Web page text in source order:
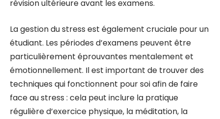
révision ultérieure avant les examens.
La gestion du stress est également cruciale pour un
étudiant. Les périodes d’examens peuvent être
particulièrement éprouvantes mentalement et
émotionnellement. Il est important de trouver des
techniques qui fonctionnent pour soi afin de faire
face au stress : cela peut inclure la pratique
régulière d’exercice physique, la méditation, la